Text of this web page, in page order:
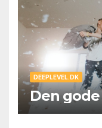
DEEPLEVEL.DK